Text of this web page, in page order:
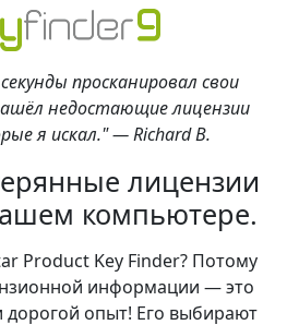
просканировал свои
недостающие лицензии
я искал." — Richard B.
лицензии
компьютере.
Product Key Finder? Потому
информации — это
опыт! Его выбирают